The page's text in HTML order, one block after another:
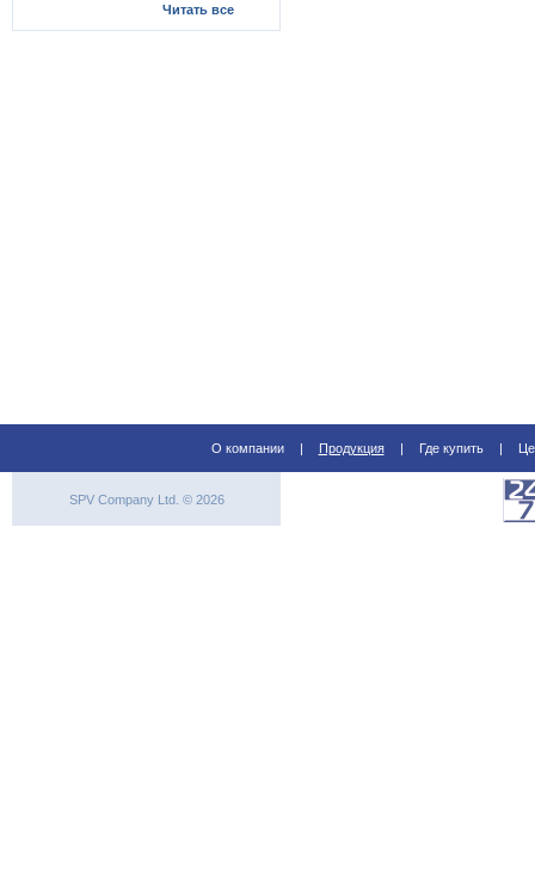
Читать все
О компании | Продукция | Где купить |
SPV Company Ltd. © 2026